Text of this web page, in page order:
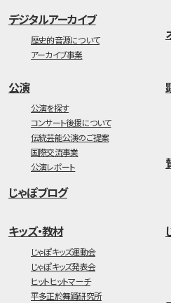
デジタルアーカイブ
歴史的音源について
アーカイブ事業
公演
公演を探す
コンサート後援について
伝統芸能公演のご提案
国際交流事業
公演レポート
じゃぽブログ
キッズ・教材
じゃぽキッズ運動会
じゃぽキッズ発表会
ヒットヒットマーチ
平多正於舞踊研究所